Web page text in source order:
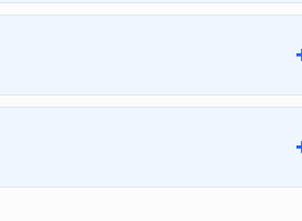
mehr passt.Immer Beitrag UND
interne Tarifwechsel nach §204